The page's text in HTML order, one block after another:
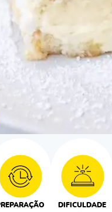
DIFICULDADE